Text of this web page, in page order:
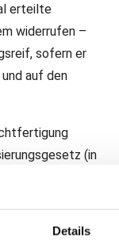
Details
erteilte
widerrufen –
sofern er
auf den
(in
ausdrücklich
greift, ist